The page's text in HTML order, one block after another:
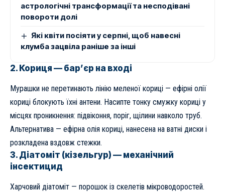
астрологічні трансформації та несподівані
повороти долі
Які квіти посіяти у серпні, щоб навесні
клумба зацвіла раніше за інші
2. Кориця — бар’єр на вході
Мурашки не перетинають лінію меленої кориці — ефірні олії
кориці блокують їхні антени. Насипте тонку смужку кориці у
місцях проникнення: підвіконня, поріг, щілини навколо труб.
Альтернатива — ефірна олія кориці, нанесена на ватні диски і
розкладена вздовж стежки.
3. Діатоміт (кізельгур) — механічний
інсектицид
Харчовий діатоміт — порошок із скелетів мікроводоростей.